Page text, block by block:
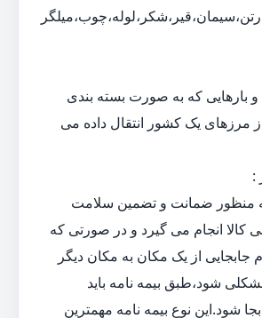
و بارهایی که به صورت بسته بندی
مرزهای یک کشور انتقال داده می
:
منظور ضمانت و تضمین سلامت
کالا انجام می گیرد و در صورتی که
جابجایی از یک مکان به مکان دیگر
شود،طبق بیمه نامه باید
شود.این نوع بیمه نامه مهمترین